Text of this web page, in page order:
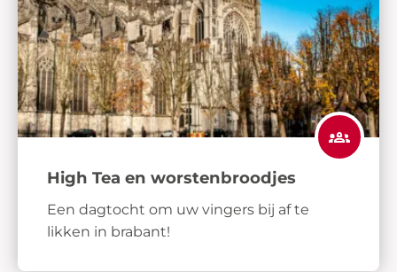
High Tea en worstenbroodjes
Een dagtocht om uw vingers bij af te
likken in brabant!